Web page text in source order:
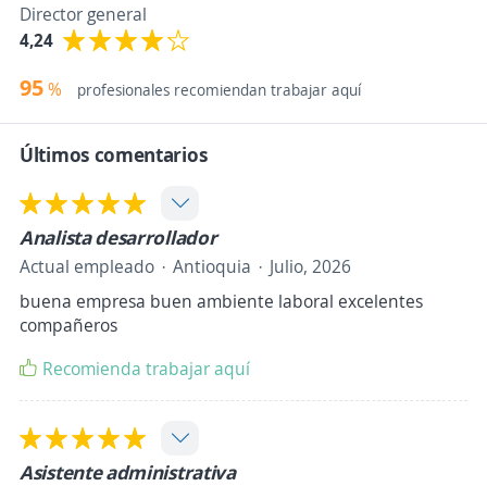
Director general
4,24
95% profesionales recomiendan trabajar aquí
Últimos comentarios
Analista desarrollador
Actual empleado Antioquia
Julio, 2026
buena empresa buen ambiente laboral excelentes
compañeros
Recomienda trabajar aquí
Asistente administrativa